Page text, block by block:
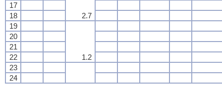
2.7
17
18
19
1.2
20
21
22
23
24